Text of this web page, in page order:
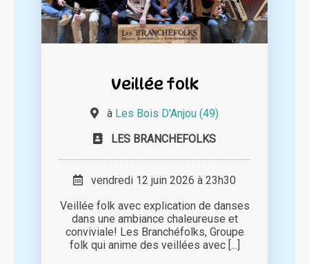
Veillée folk
à Les Bois D'Anjou (49)
LES BRANCHEFOLKS
vendredi 12 juin 2026 à 23h30
Veillée folk avec explication de danses
dans une ambiance chaleureuse et
conviviale! Les Branchéfolks, Groupe
folk qui anime des veillées avec [...]